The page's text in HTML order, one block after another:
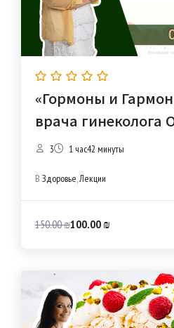
«Гормоны и
врача гинеколога
3 1 час42 минуты
В Здоровье Лекции
150.00₪100.00 ₪